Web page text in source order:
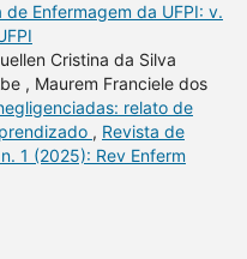
de Enfermagem da UFPI: v.
Cristina da Silva
, Maurem Franciele dos
relato de
, Revista de
1 (2025): Rev Enferm